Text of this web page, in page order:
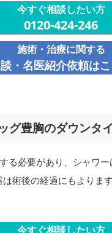
今すぐ相談したい方
0120-424-246
施術・治療に関する
・名医紹介依頼は
グ豊胸のダウンタ
る必要があり、シャワ
術後の経過にもよりま
今すぐ相談したい方